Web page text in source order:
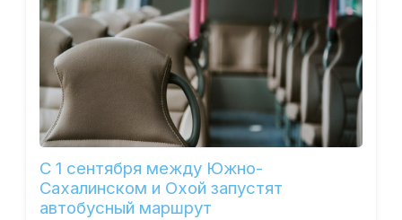
С 1 сентября между Южно-
Сахалинском и Охой запустят
автобусный маршрут